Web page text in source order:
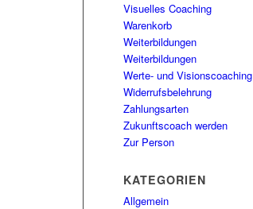
Visuelles Coaching
Warenkorb
Weiterbildungen
Weiterbildungen
Werte- und Visionscoaching
Widerrufsbelehrung
Zahlungsarten
Zukunftscoach werden
Zur Person
KATEGORIEN
Allgemein